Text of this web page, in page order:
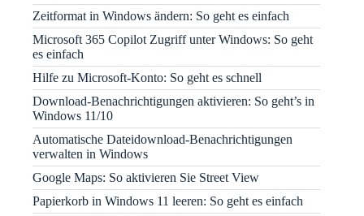
Zeitformat in Windows ändern: So geht es einfach
Microsoft 365 Copilot Zugriff unter Windows: So geht
es einfach
Hilfe zu Microsoft-Konto: So geht es schnell
Download-Benachrichtigungen aktivieren: So geht’s in
Windows 11/10
Automatische Dateidownload-Benachrichtigungen
verwalten in Windows
Google Maps: So aktivieren Sie Street View
Papierkorb in Windows 11 leeren: So geht es einfach